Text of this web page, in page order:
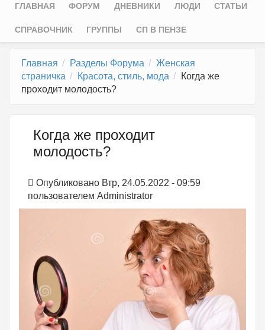
Главное меню
ГЛАВНАЯ ФОРУМ ДНЕВНИКИ ЛЮДИ СТАТЬИ
СПРАВОЧНИК ГРУППЫ СП В ПЕНЗЕ
Главная Разделы Форума
Женская
страничка
Красота, стиль, мода
Когда же
проходит молодость?
Когда же проходит
молодость?
Опубликовано Втр, 24.05.2022 - 09:59
пользователем Administrator